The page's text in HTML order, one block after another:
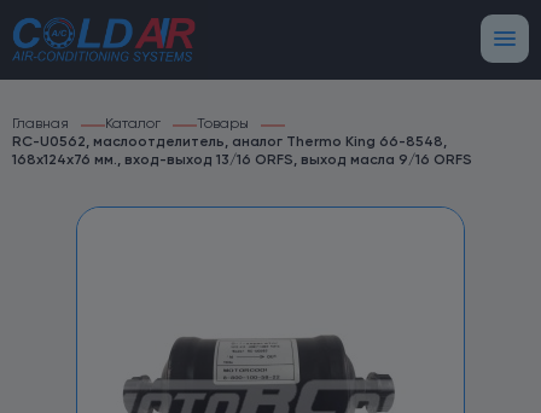
Главная Каталог
Товары
RC-U0562, маслоотделитель, аналог Thermo King 66-8548,
168х124х76 мм., вход-выход 13/16 ORFS, выход масла 9/16 ORFS